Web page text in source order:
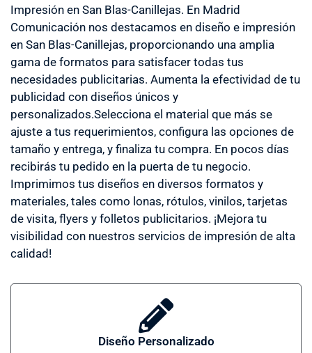
Diseño Personalizado
Impresión en San Blas-Canillejas. En Madrid
Comunicación nos destacamos en diseño e impresión
en San Blas-Canillejas, proporcionando una amplia
gama de formatos para satisfacer todas tus
necesidades publicitarias. Aumenta la efectividad de tu
publicidad con diseños únicos y
personalizados.Selecciona el material que más se
ajuste a tus requerimientos, configura las opciones de
tamaño y entrega, y finaliza tu compra. En pocos días
recibirás tu pedido en la puerta de tu negocio.
Imprimimos tus diseños en diversos formatos y
materiales, tales como lonas, rótulos, vinilos, tarjetas
de visita, flyers y folletos publicitarios. ¡Mejora tu
visibilidad con nuestros servicios de impresión de alta
calidad!